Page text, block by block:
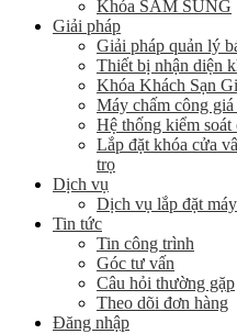
Khóa SAM SUNG
Giải pháp
Giải pháp quản lý
Thiết bị nhận diện
Khóa Khách Sạn
Máy chấm công
Hệ thống kiểm soát
Lắp đặt khóa cửa
trọ
Dịch vụ
Dịch vụ lắp đặt
Tin tức
Tin công trình
Góc tư vấn
Câu hỏi thường gặp
Theo dõi đơn hàng
Đăng nhập